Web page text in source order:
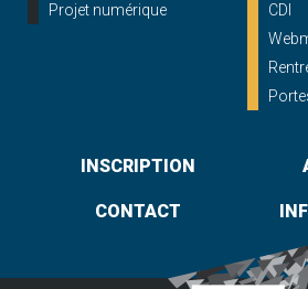
Projet numérique
CDI
INSCRIPTION
CONTACT